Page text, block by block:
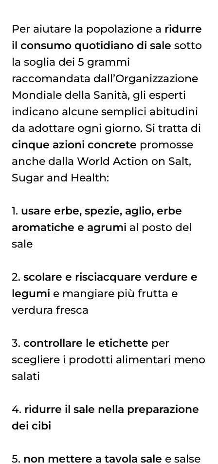
Per aiutare la popolazione a ridurre
il consumo quotidiano di sale sotto
la soglia dei 5 grammi
raccomandata dall’Organizzazione
Mondiale della Sanità, gli esperti
indicano alcune semplici abitudini
da adottare ogni giorno. Si tratta di
cinque azioni concrete promosse
anche dalla World Action on Salt,
Sugar and Health:
1. usare erbe, spezie, aglio, erbe
aromatiche e agrumi al posto del
sale
2. scolare e risciacquare verdure e
legumi e mangiare più frutta e
verdura fresca
3. controllare le etichette per
scegliere i prodotti alimentari meno
salati
4. ridurre il sale nella preparazione
dei cibi
5. non mettere a tavola sale e salse